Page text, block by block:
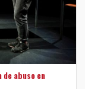
de abuso en